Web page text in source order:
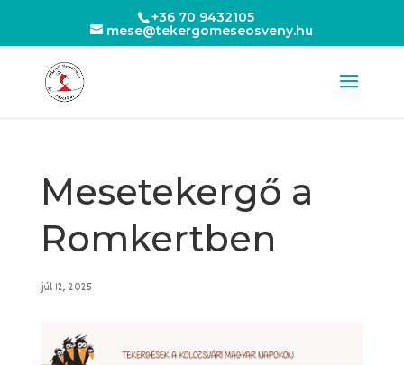
+36 70 9432105
mese@tekergomeseosveny.hu
Mesetekergő a
Romkertben
júl 12, 2025